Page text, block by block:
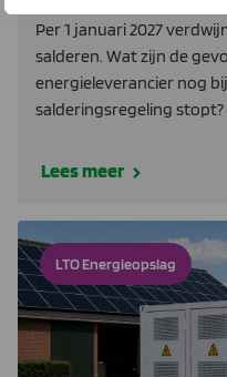
Per 1 januari 2027
salderen. Wat zijn de
energieleverancier nog
salderingsregeling stopt?
Lees meer
LTO Energieopslag